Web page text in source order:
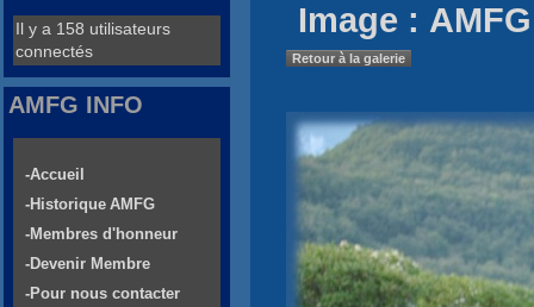
Image :
Retour à la galerie
Il y a 158 utilisateurs
connectés
AMFG INFO
-Accueil
-Historique AMFG
-Membres d'honneur
-Devenir Membre
-Pour nous contacter